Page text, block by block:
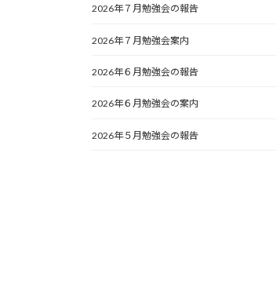
2026年７月勉強会の報告
2026年７月勉強会案内
2026年６月勉強会の報告
2026年６月勉強会の案内
2026年５月勉強会の報告